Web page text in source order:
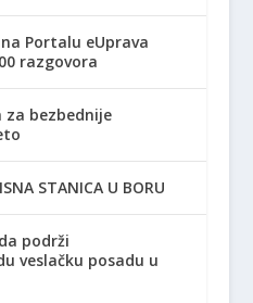
Portalu eUprava
razgovora
bezbednije
STANICA U BORU
podrži
veslačku posadu u